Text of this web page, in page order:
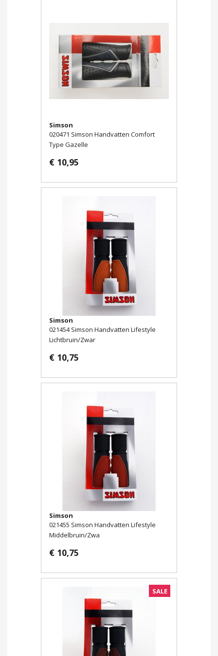
Simson
020471 Simson Handvatten Comfort
Type Gazelle
€ 10,95
Simson
021454 Simson Handvatten Lifestyle
Lichtbruin/Zwar
€ 10,75
Simson
021455 Simson Handvatten Lifestyle
Middelbruin/Zwa
€ 10,75
SALE